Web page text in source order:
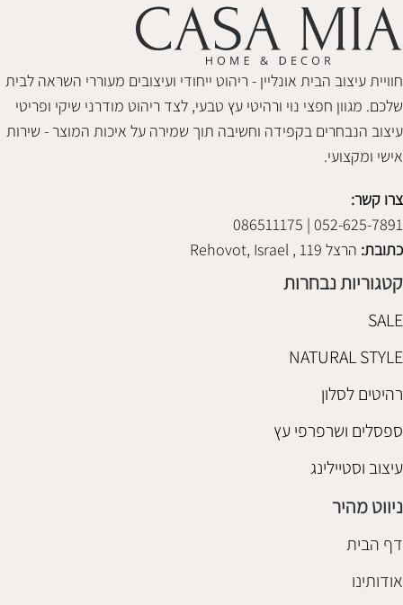
חוויית עיצוב הבית אונליין - ריהוט ייחודי ועיצובים מעוררי השראה לבית
שלכם. מגוון חפצי נוי ורהיטי עץ טבעי, לצד ריהוט מודרני שיקי ופריטי
עיצוב הנבחרים בקפידה וחשיבה תוך שמירה על איכות המוצר - שירות
אישי ומקצועי.
צרו קשר:
052-625-7891 | 086511175
כתובת: הרצל 119 , Rehovot, Israel
קטגוריות נבחרות
SALE
NATURAL STYLE
רהיטים לסלון
ספסלים ושרפרפי עץ
עיצוב וסטיילינג
ניווט מהיר
דף הבית
אודותינו